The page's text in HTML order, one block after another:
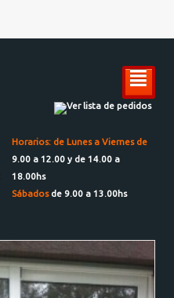
²
Ver lista de pedidos
Horarios: de Lunes a Viernes de
9.00 a 12.00 y de 14.00 a
18.00hs
Sábadosde 9.00 a 13.00hs